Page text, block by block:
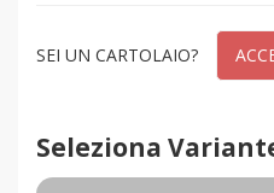
SEI UN CARTOLAIO?
Seleziona